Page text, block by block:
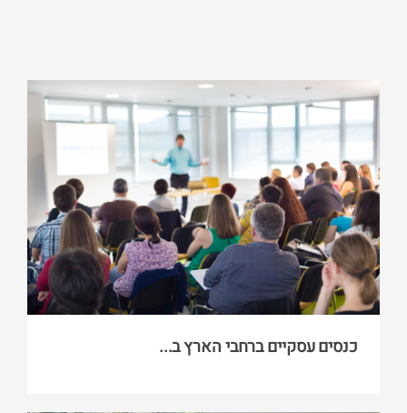
כנסים עסקיים ברחבי הארץ ב...